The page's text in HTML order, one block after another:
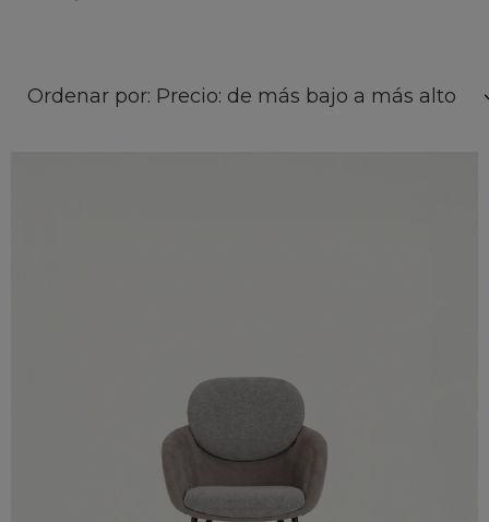
Ordenar por: Precio: de más bajo a más alto